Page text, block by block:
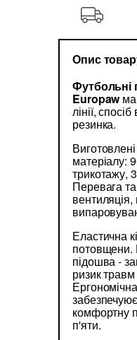
Опис
Футбольні
Europaw
лінії,
резинка.
матеріалу:
трикотажу,
Перевага
Еластична
потовщени.
підошва -
ризик травм
комфортну
п'яти.